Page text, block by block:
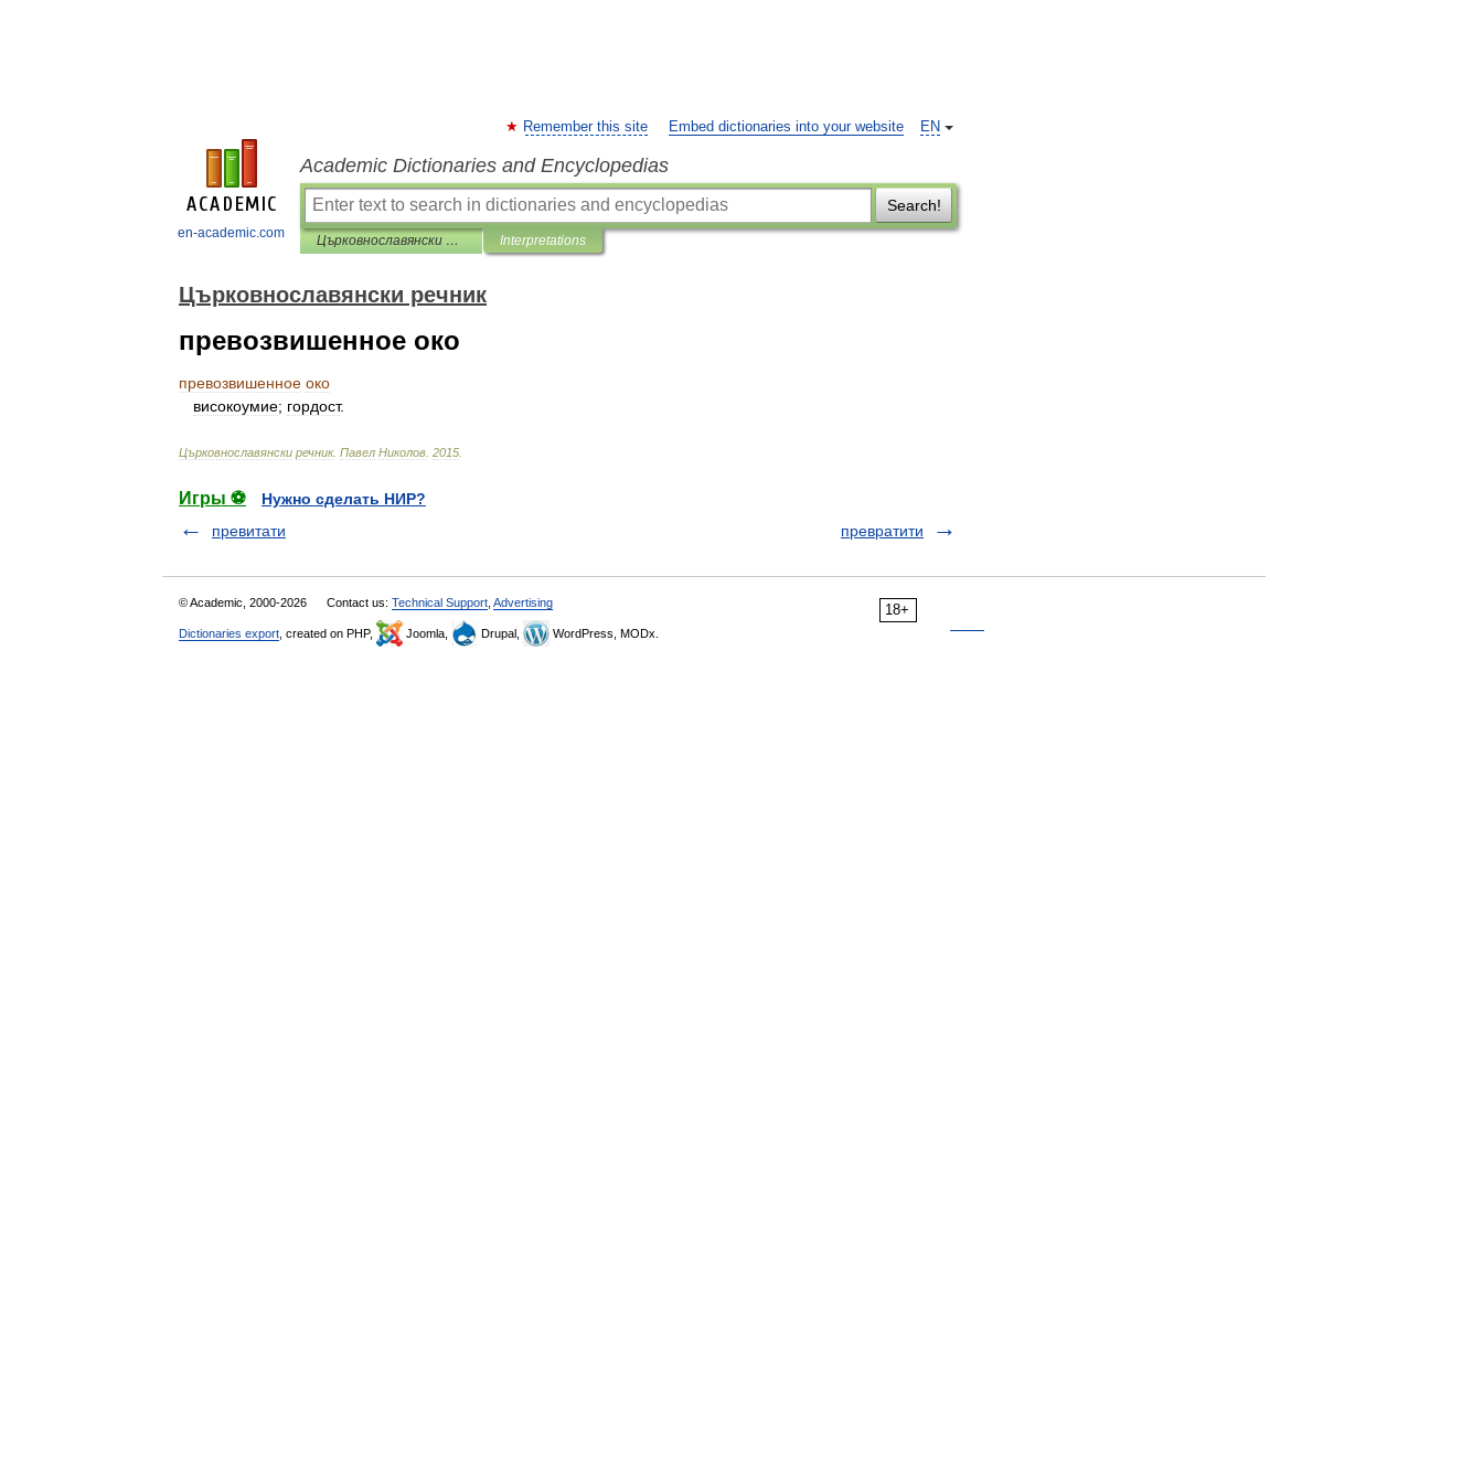
en-academic.com
EN
Remember this site Embed dictionaries into your website
Academic Dictionaries and Encyclopedias
Search!
Църковнославянски речник Interpretations
Църковнославянски речник
превозвишенное око
превозвишенное око
високоумие; гордост.
Църковнославянски речник. Павел Николов 2015
Игры ⚽
Нужно сделать НИР?
превитати
превратити
18+
© Academic, 2000-2026 Contact us: Technical Support Advertising
Dictionaries export , created on PHP, Joomla, Drupal, WordPress, MODx.